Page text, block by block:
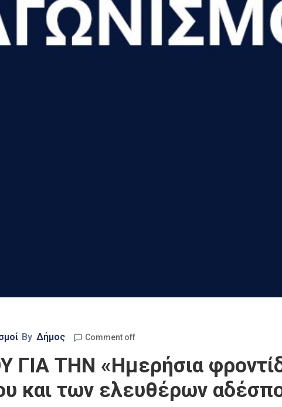
By Δήμος Comment off
ΤΗΝ «Ημερήσια
και των ελευθέρων